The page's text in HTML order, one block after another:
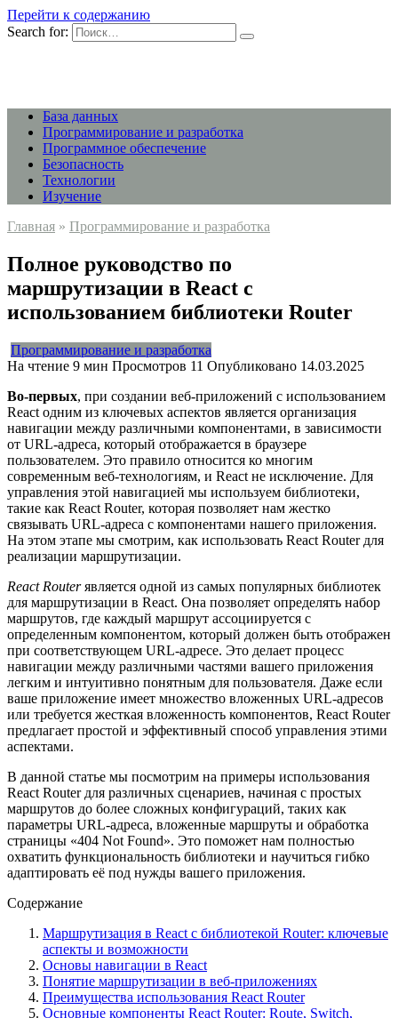
Перейти к содержанию
Search for:
База данных
Программирование и разработка
Программное обеспечение
Безопасность
Технологии
Изучение
Главная » Программирование и разработка
Полное руководство по
маршрутизации в React с
использованием библиотеки Router
Программирование и разработка
На чтение 9 мин Просмотров 11 Опубликовано 14.03.2025
Во-первых, при создании веб-приложений с использованием
React одним из ключевых аспектов является организация
навигации между различными компонентами, в зависимости
от URL-адреса, который отображается в браузере
пользователем. Это правило относится ко многим
современным веб-технологиям, и React не исключение. Для
управления этой навигацией мы используем библиотеки,
такие как React Router, которая позволяет нам жестко
связывать URL-адреса с компонентами нашего приложения.
На этом этапе мы смотрим, как использовать React Router для
реализации маршрутизации.
React Routerявляется одной из самых популярных библиотек
для маршрутизации в React. Она позволяет определять набор
маршрутов, где каждый маршрут ассоциируется с
определенным компонентом, который должен быть отображен
при соответствующем URL-адресе. Это делает процесс
навигации между различными частями вашего приложения
легким и интуитивно понятным для пользователя. Даже если
ваше приложение имеет множество вложенных URL-адресов
или требуется жесткая вложенность компонентов, React Router
предлагает простой и эффективный способ управления этими
аспектами.
В данной статье мы посмотрим на примеры использования
React Router для различных сценариев, начиная с простых
маршрутов до более сложных конфигураций, таких как
параметры URL-адреса, вложенные маршруты и обработка
страницы «404 Not Found». Это поможет нам полностью
охватить функциональность библиотеки и научиться гибко
адаптировать её под нужды вашего приложения.
Содержание
Маршрутизация в React с библиотекой Router: ключевые
аспекты и возможности
Основы навигации в React
Понятие маршрутизации в веб-приложениях
Преимущества использования React Router
Основные компоненты React Router: Route, Switch,